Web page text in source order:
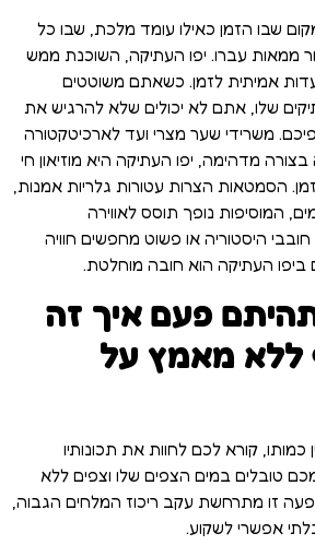
שבו הזמן כאילו עומד מלכת, שבו כל
ממאות עברו. יפו העתיקה, השוכנת ממש
אמיתית לזמן. כשאתם משוטטים
שלו, אתם לא יכולים שלא להרגיש את
משרידי שער מצרי ועד לארכיטקטורה
מדהימה, יפו העתיקה היא מוזיאון חי
הסמטאות הצרות עטורות גלריות אמנות,
המוסיפות נופך תוסס לאווירה
היסטוריה או פשוט מחפשים חוויה
ביפו העתיקה הוא חובה מוחלטת.
פעם איך זה
ללא מאמץ על
קורא לכם לחוות את תכונותיו
טובלים במים הצפים שלו וצפים ללא
זו מתרחשת עקב ריכוז המלחים הגבוה,
אפשרי לשקוע.